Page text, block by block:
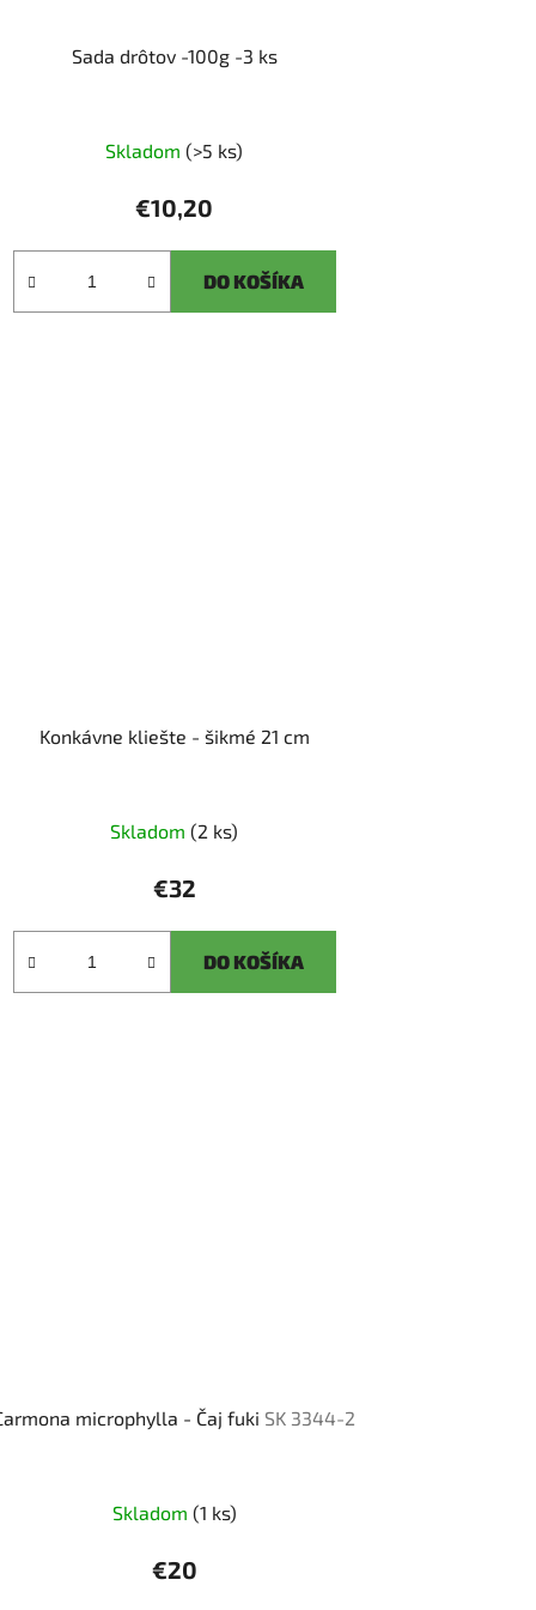
Sada drôtov -100g -3 ks
Skladom (>5 ks)
€10,20
DO KOŠÍKA
Konkávne kliešte - šikmé 21 cm
Skladom (2 ks)
€32
DO KOŠÍKA
Carmona microphylla - Čaj fuki SK 3344-2
Skladom (1 ks)
€20